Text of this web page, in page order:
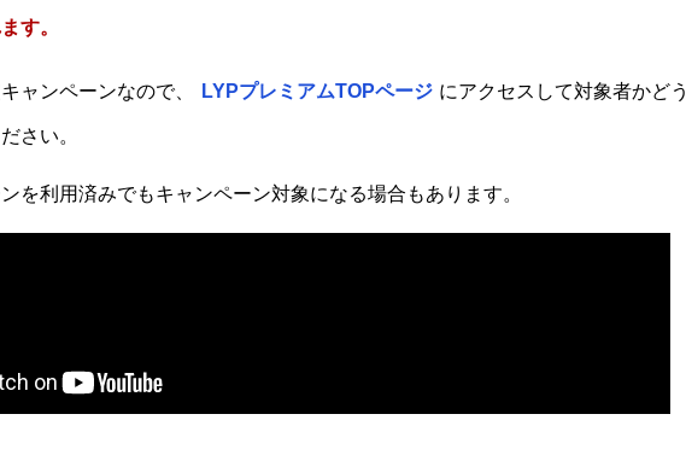
す。
ャンペーンなので、 LYPプレミアムTOPページ にアクセスして対象者かどう
さい。
を利用済みでもキャンペーン対象になる場合もあります。